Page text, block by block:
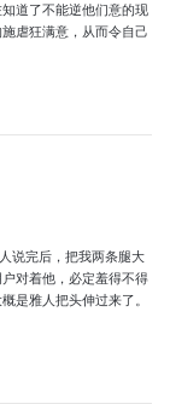
道了不能逆他们意的现
虐狂满意，从而令自己
说完后，把我两条腿大
对着他，必定羞得不得
是雅人把头伸过来了。